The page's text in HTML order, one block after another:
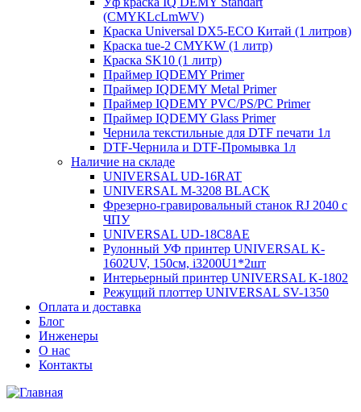
(CMYKLcLmWV)
Краска Universal DX5-ECO Китай (1 литров)
Краска tue-2 CMYKW (1 литр)
Краска SK10 (1 литр)
Праймер IQDEMY Primer
Праймер IQDEMY Metal Primer
Праймер IQDEMY PVC/PS/PC Primer
Праймер IQDEMY Glass Primer
Чернила текстильные для DTF печати 1л
DTF-Чернила и DTF-Промывка 1л
Наличие на складе
UNIVERSAL UD-16RAT
UNIVERSAL М-3208 BLACK
Фрезерно-гравировальный станок RJ 2040 с
ЧПУ
UNIVERSAL UD-18C8AE
Рулонный УФ принтер UNIVERSAL K-
1602UV, 150см, i3200U1*2шт
Интерьерный принтер UNIVERSAL K-1802
Режущий плоттер UNIVERSAL SV-1350
Оплата и доставка
Блог
Инженеры
О нас
Контакты